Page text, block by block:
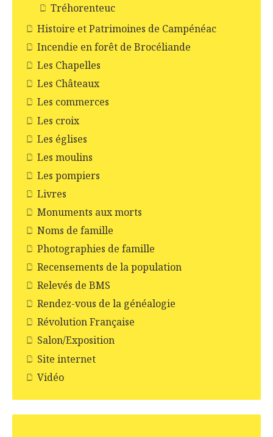
Tréhorenteuc
Histoire et Patrimoines de Campénéac
Incendie en forêt de Brocéliande
Les Chapelles
Les Châteaux
Les commerces
Les croix
Les églises
Les moulins
Les pompiers
Livres
Monuments aux morts
Noms de famille
Photographies de famille
Recensements de la population
Relevés de BMS
Rendez-vous de la généalogie
Révolution Française
Salon/Exposition
Site internet
Vidéo